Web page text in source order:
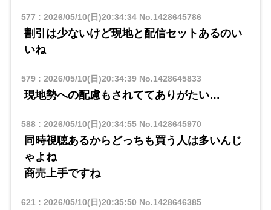
577 : 2026/05/10(日)20:34:34No.1428645786
割引は少ないけど現地と配信セットあるのい
いね
579: 2026/05/10(日)20:34:39No.1428645833
現地勢への配慮もされててありがたい…
588: 2026/05/10(日)20:34:55No.1428645970
同時視聴あるからどっちも買う人は多いんじ
ゃよね
商売上手ですね
621 : 2026/05/10(日)20:35:50 No.1428646385